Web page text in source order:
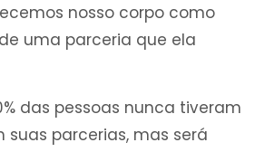
nosso corpo como
uma parceria que ela
das pessoas nunca tiveram
parcerias, mas será